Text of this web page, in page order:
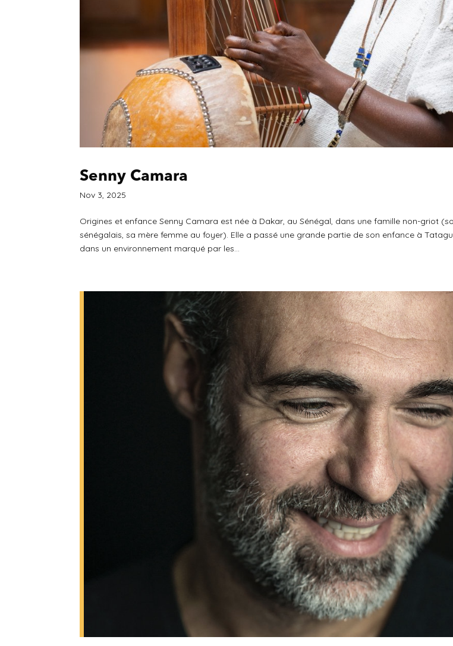
Senny Camara
Nov 3, 2025
Origines et enfance Senny Camara est née à Dakar, au Sénégal, dans une famille non-griot
sénégalais, sa mère femme au foyer). Elle a passé une grande partie de son enfance à
dans un environnement marqué par les...